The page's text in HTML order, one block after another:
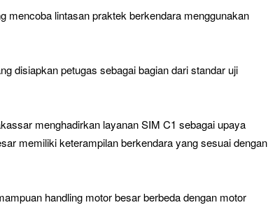
mencoba lintasan praktek berkendara menggunakan
disiapkan petugas sebagai bagian dari standar uji
menghadirkan layanan SIM C1 sebagai upaya
memiliki keterampilan berkendara yang sesuai dengan
handling motor besar berbeda dengan motor